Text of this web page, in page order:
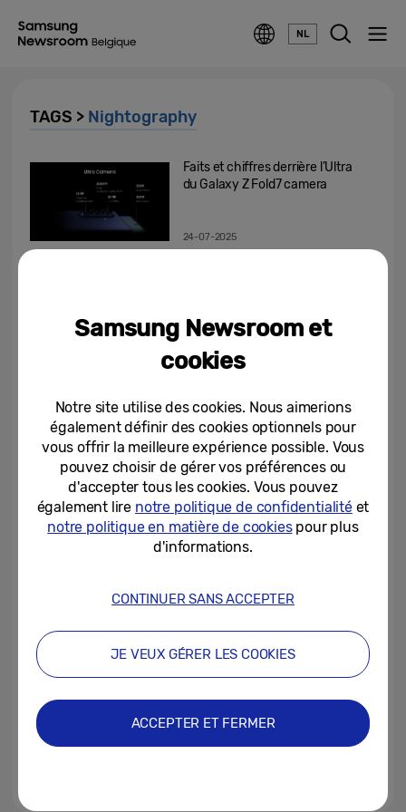
NL
TAGS > Nightography
Faits et chiffres derrière l’Ultra
du Galaxy Z Fold7 camera
24-07-2025
23-03-2023
Les Samsung Galaxy A54 5G et
Galaxy A34 5G : l’expérience
Samsung Galaxy absolue pour...
Samsung et le réalisateur
Charlie Kaufman démontrent les
possibilités épiques de la...
03-02-2023
Samsung lance la toute nouvelle
série Galaxy S23
Samsung Newsroom et
cookies
Notre site utilise des cookies. Nous aimerions
également définir des cookies optionnels pour
vous offrir la meilleure expérience possible. Vous
pouvez choisir de gérer vos préférences ou
d'accepter tous les cookies. Vous pouvez
également lire notre politique de confidentialitéet
notre politique en matière de cookiespour plus
d'informations.
CONTINUER SANS ACCEPTER
JE VEUX GÉRER LES COOKIES
ACCEPTER ET FERMER